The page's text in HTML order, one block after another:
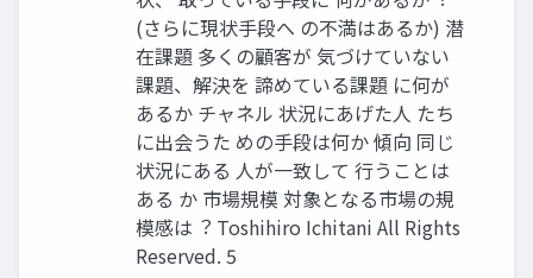
(さらに現状⼿段へ の不満はあるか) 潜
在課題 多くの顧客が 気づけていない
課題、解決を 諦めている課題 に何が
あるか チャネル 状況にあげた⼈ たち
に出会うた めの⼿段は何か 傾向 同じ
状況にある ⼈が⼀致して ⾏うことは
ある か 市場規模 対象となる市場の規
模感は︖ Toshihiro Ichitani All Rights
Reserved. 5